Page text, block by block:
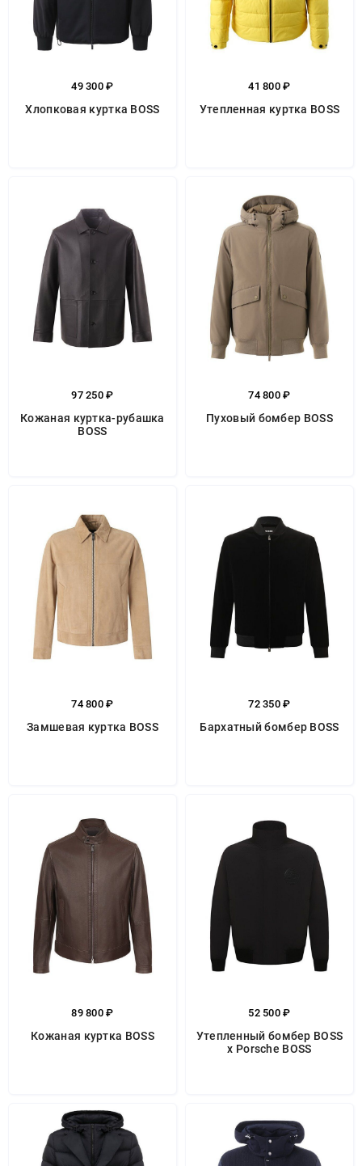
49 300 ₽
Хлопковая куртка BOSS
41 800 ₽
Утепленная куртка BOSS
97 250 ₽
Кожаная куртка-рубашка
BOSS
74 800 ₽
Пуховый бомбер BOSS
74 800 ₽
Замшевая куртка BOSS
72 350 ₽
Бархатный бомбер BOSS
89 800 ₽
Кожаная куртка BOSS
52 500 ₽
Утепленный бомбер BOSS
x Porsche BOSS